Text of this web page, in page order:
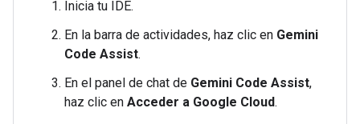
Inicia tu IDE.
En la barra de actividades, haz clic en Gemini
Code Assist.
En el panel de chat de Gemini Code Assist,
haz clic en Acceder a Google Cloud.